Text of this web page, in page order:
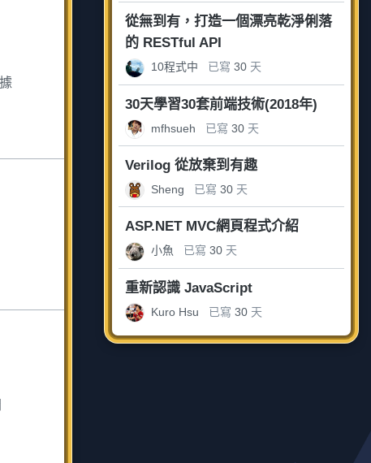
從無到有，打造一個漂亮乾淨俐落
的 RESTful API
10程式中 已寫 30 天
30天學習30套前端技術(2018年)
mfhsueh 已寫 30 天
Verilog 從放棄到有趣
Sheng 已寫 30 天
ASP.NET MVC網頁程式介紹
小魚 已寫 30 天
重新認識 JavaScript
Kuro Hsu 已寫 30 天